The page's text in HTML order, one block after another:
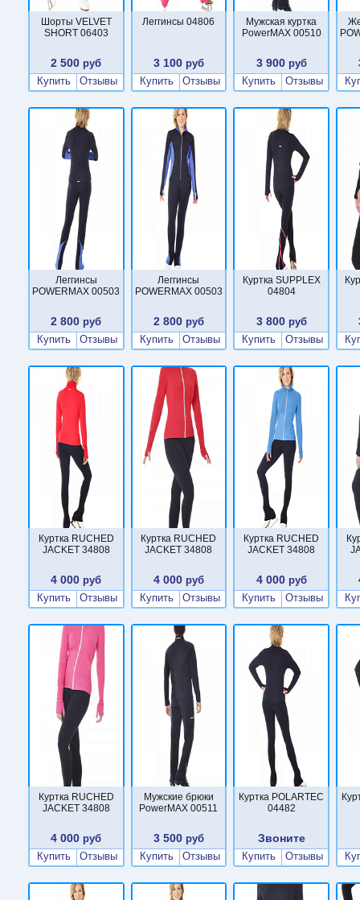
Шорты VELVET
SHORT 06403
2 500 руб
Купить
Отзывы
Леггинсы 04806
3 100 руб
Купить
Отзывы
Мужская куртка
PowerMAX 00510
3 900руб
Купить
Отзывы
Леггинсы
POWERMAX 00503
2 800 руб
Купить
Отзывы
Леггинсы
POWERMAX 00503
2 800 руб
Купить
Отзывы
Куртка SUPPLEX
04804
3 800руб
Купить
Отзывы
Куртка RUCHED
JACKET 34808
4 000 руб
Купить
Отзывы
Куртка RUCHED
JACKET 34808
4 000 руб
Купить
Отзывы
Куртка RUCHED
JACKET 34808
4 000руб
Купить
Отзывы
Куртка RUCHED
JACKET 34808
4 000 руб
Купить
Отзывы
Мужские брюки
PowerMAX 00511
3 500 руб
Купить
Отзывы
Куртка POLARTEC
04482
Звоните
Купить Отзывы